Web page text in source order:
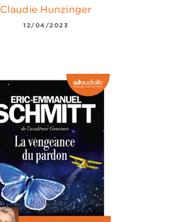
Claudie Hunzinger
12/04/2023